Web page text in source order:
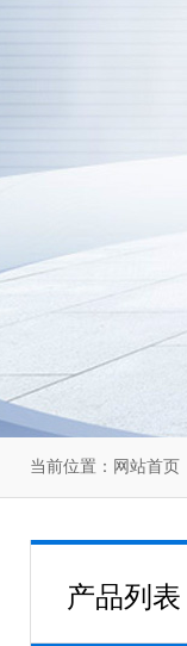
当前位置： 网站首页
产品列表